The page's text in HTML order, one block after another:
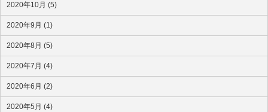
2020年10月 (5)
2020年9月 (1)
2020年8月 (5)
2020年7月 (4)
2020年6月 (2)
2020年5月 (4)